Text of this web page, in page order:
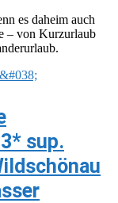
es daheim auch
– von Kurzurlaub
sup.